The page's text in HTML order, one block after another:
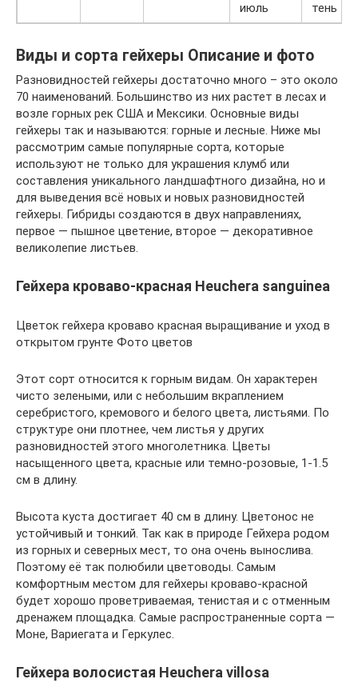
июль
тень
Виды и сорта гейхеры Описание и фото
Разновидностей гейхеры достаточно много – это около
70 наименований. Большинство из них растет в лесах и
возле горных рек США и Мексики. Основные виды
гейхеры так и называются: горные и лесные. Ниже мы
рассмотрим самые популярные сорта, которые
используют не только для украшения клумб или
составления уникального ландшафтного дизайна, но и
для выведения всё новых и новых разновидностей
гейхеры. Гибриды создаются в двух направлениях,
первое — пышное цветение, второе — декоративное
великолепие листьев.
Гейхера кроваво-красная Heuchera sanguinea
Цветок гейхера кроваво красная выращивание и уход в
открытом грунте Фото цветов
Этот сорт относится к горным видам. Он характерен
чисто зелеными, или с небольшим вкраплением
серебристого, кремового и белого цвета, листьями. По
структуре они плотнее, чем листья у других
разновидностей этого многолетника. Цветы
насыщенного цвета, красные или темно-розовые, 1-1.5
см в длину.
Высота куста достигает 40 см в длину. Цветонос не
устойчивый и тонкий. Так как в природе Гейхера родом
из горных и северных мест, то она очень вынослива.
Поэтому её так полюбили цветоводы. Самым
комфортным местом для гейхеры кроваво-красной
будет хорошо проветриваемая, тенистая и с отменным
дренажем площадка. Самые распространенные сорта —
Моне, Вариегата и Геркулес.
Гейхера волосистая Heuchera villosa